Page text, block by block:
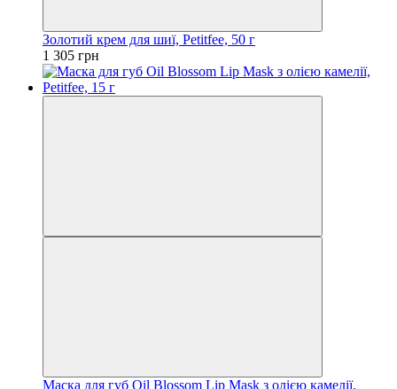
Золотий крем для шиї, Petitfee, 50 г
1 305 грн
Маска для губ Oil Blossom Lip Mask з олією камелії,